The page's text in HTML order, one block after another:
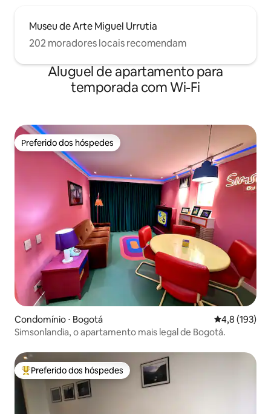
Museu de Arte Miguel Urrutia
202 moradores locais recomendam
Aluguel de apartamento para
temporada com Wi-Fi
Preferido dos hóspedes
Preferido dos hóspedes
Condomínio ⋅ Bogotá 4,8 de uma
4,8 (193)
Simsonlandia, o apartamento mais legal de Bogotá.
Entre os melhores preferidos dos hóspedes
Preferido dos hóspedes